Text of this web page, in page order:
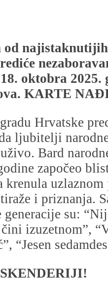
od
oktobra 2025.
KARTE
Hrvatske
ljubitelji
Bard
započeo
krenula
i priznanja.
su:
čini izuzetnom”,
“Jesen